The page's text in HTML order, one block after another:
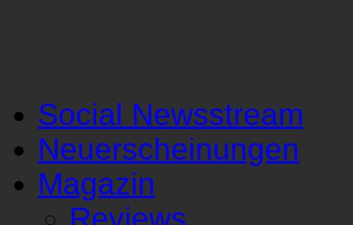
Social Newsstream
Neuerscheinungen
Magazin